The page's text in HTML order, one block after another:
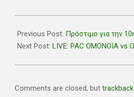
12-
11
Previous Post: Πρόστιμο για την
Next Post: LIVE: PAC OMONOIA vs
Comments are closed, but